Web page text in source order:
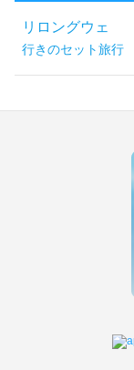
リロングウェ
行きのセット旅行